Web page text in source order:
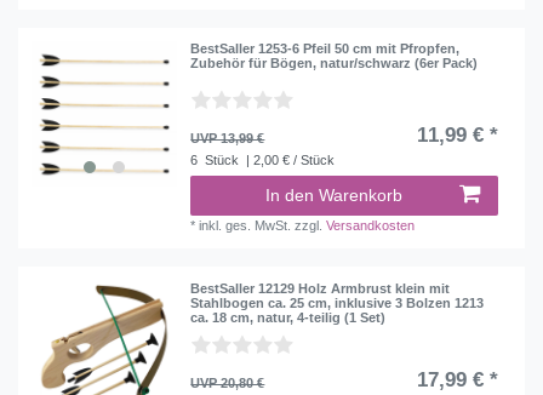
BestSaller 1253-6 Pfeil 50 cm mit Pfropfen,
Zubehör für Bögen, natur/schwarz (6er Pack)
UVP 13,99 € 11,99 € *
6 Stück | 2,00 € / Stück
In den Warenkorb
*inkl. ges. MwSt. zzgl.Versandkosten
BestSaller 12129 Holz Armbrust klein mit
Stahlbogen ca. 25 cm, inklusive 3 Bolzen 1213
ca. 18 cm, natur, 4-teilig (1 Set)
UVP 20,80 € 17,99 € *